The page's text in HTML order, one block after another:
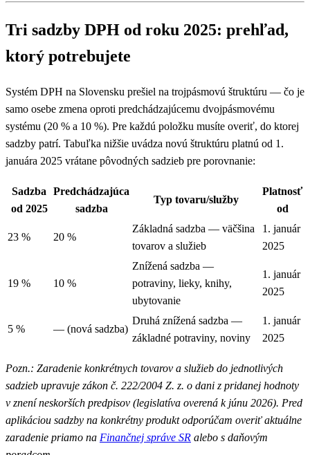
Tri sadzby DPH od roku 2025: prehľad,
ktorý potrebujete
Systém DPH na Slovensku prešiel na trojpásmovú štruktúru — čo je
samo osebe zmena oproti predchádzajúcemu dvojpásmovému
systému (20 % a 10 %). Pre každú položku musíte overiť, do ktorej
sadzby patrí. Tabuľka nižšie uvádza novú štruktúru platnú od 1.
januára 2025 vrátane pôvodných sadzieb pre porovnanie:
Sadzba
od 2025
Predchádzajúca
sadzba
Typ tovaru/služby
Platnosť
od
23 % 20 %
Základná sadzba — väčšina
tovarov a služieb
1. január
2025
19 % 10 %
Znížená sadzba —
potraviny, lieky, knihy,
ubytovanie
1. január
2025
5 % — (nová sadzba)
Druhá znížená sadzba —
základné potraviny, noviny
1. január
2025
Pozn.: Zaradenie konkrétnych tovarov a služieb do jednotlivých
sadzieb upravuje zákon č. 222/2004 Z. z. o dani z pridanej hodnoty
v znení neskorších predpisov (legislatíva overená k júnu 2026). Pred
aplikáciou sadzby na konkrétny produkt odporúčam overiť aktuálne
zaradenie priamo na Finančnej správe SR alebo s daňovým